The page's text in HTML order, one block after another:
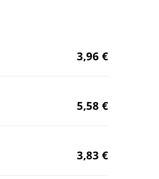
3,96 €
5,58 €
3,83 €